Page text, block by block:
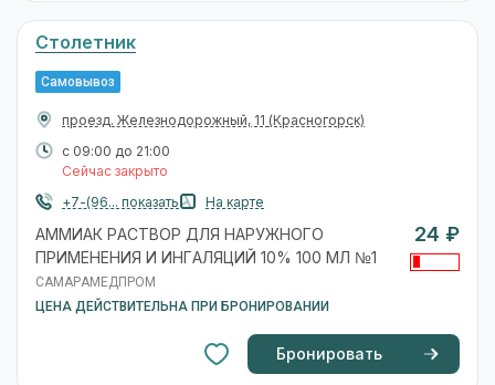
Столетник
Самовывоз
проезд. Железнодорожный, 11 (Красногорск)
с 09:00 до 21:00
Сейчас закрыто
+7-(96... показать
На карте
АММИАК РАСТВОР ДЛЯ НАРУЖНОГО
ПРИМЕНЕНИЯ И ИНГАЛЯЦИЙ 10% 100 МЛ №1
САМАРАМЕДПРОМ
ЦЕНА ДЕЙСТВИТЕЛЬНА ПРИ БРОНИРОВАНИИ
24 ₽
Бронировать